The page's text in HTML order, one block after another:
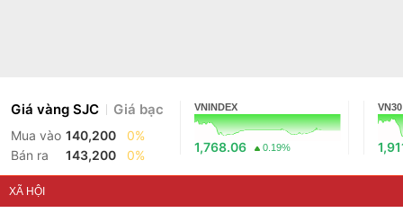
Giá vàng SJC Giá bạc
Mua vào 140,200
0%
Bán ra
143,200 0%
VNINDEX
1,768.06 0.19%
VN30
XÃ HỘI